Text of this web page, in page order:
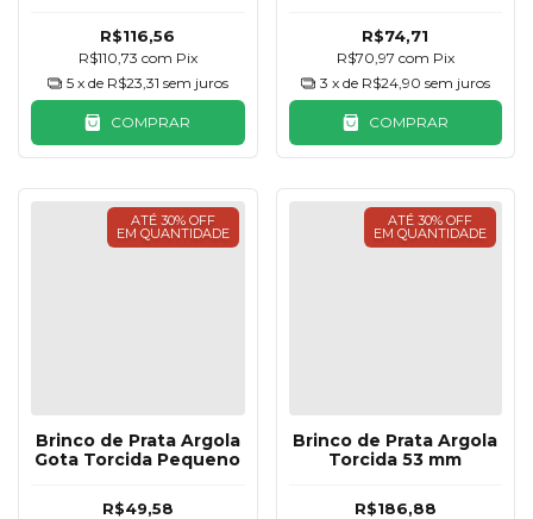
R$116,56
R$110,73 com Pix
5 x de R$23,31 sem juros
COMPRAR
R$74,71
R$70,97 com Pix
3 x de R$24,90 sem juros
COMPRAR
ATÉ 30% OFF
EM QUANTIDADE
Brinco de Prata Argola
Gota Torcida Pequeno
R$49,58
ATÉ 30% OFF
EM QUANTIDADE
Brinco de Prata Argola
Torcida 53 mm
R$186,88